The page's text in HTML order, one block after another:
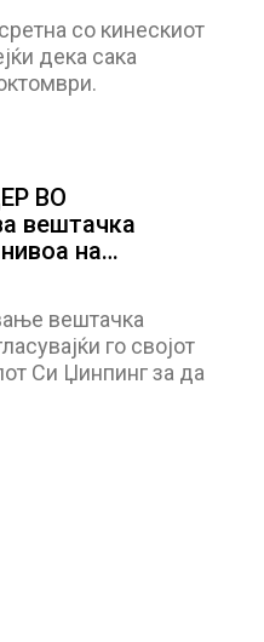
со кинескиот
дека сака
ВО
вештачка
на
вештачка
го својот
Си Џинпинг за да